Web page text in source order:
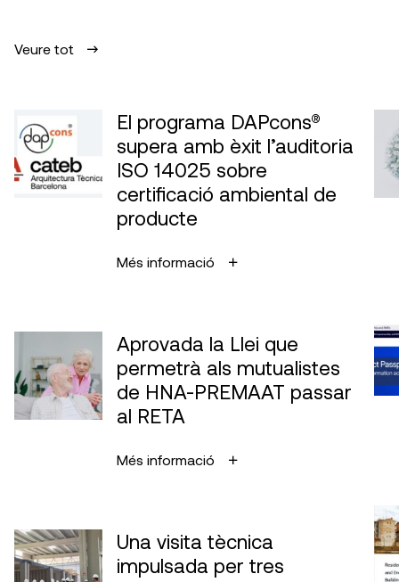
Veure tot
El programa DAPcons®
supera amb èxit l’auditoria
ISO 14025 sobre
certificació ambiental de
producte
Més informació
Aprovada la Llei que
permetrà als mutualistes
de HNA-PREMAAT passar
al RETA
Més informació
Una visita tècnica
impulsada per tres